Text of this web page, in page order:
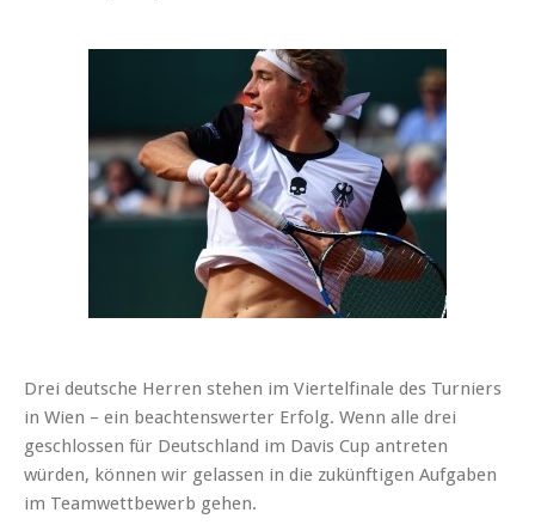
Drei deutsche Herren stehen im Viertelfinale des Turniers
in Wien – ein beachtenswerter Erfolg. Wenn alle drei
geschlossen für Deutschland im Davis Cup antreten
würden, können wir gelassen in die zukünftigen Aufgaben
im Teamwettbewerb gehen.